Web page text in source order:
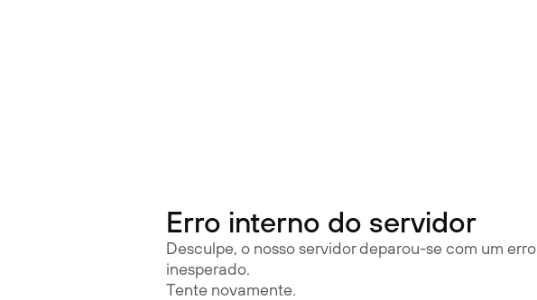
Erro interno do servidor
Desculpe, o nosso servidor deparou-se com um erro
inesperado.
Tente novamente.